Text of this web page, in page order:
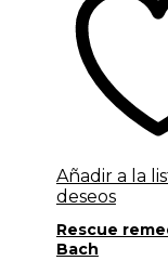
Añadir a la
deseos
Rescue
Bach